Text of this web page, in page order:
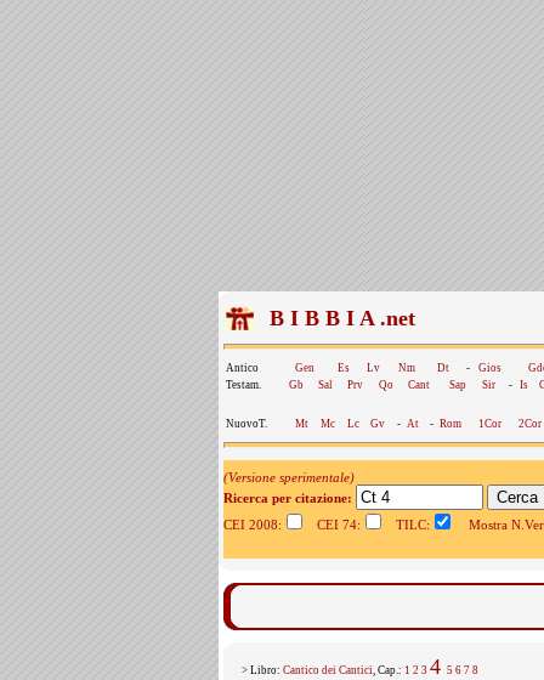
B I B B I A .net
Antico Gen Es Lv Nm Dt - Gios
Testam.
Gb Sal Prv Qo Cant Sap Sir - Is
NuovoT. Mt Mc Lc Gv - At - Rom 1Cor 2Cor
(Versione sperimentale)
Ricerca per citazione:
CEI 2008:
CEI 74: TILC: Mostra
> Libro: Cantico dei Cantici, Cap.: 1 2 3 4 5 6 7 8